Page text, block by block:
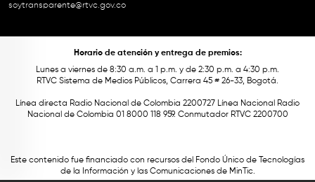
soytransparente@rtvc.gov.co
Horario de atención y entrega de premios:
Lunes a viernes de 8:30 a.m. a 1 p.m. y de 2:30 p.m. a 4:30 p.m.
RTVC Sistema de Medios Públicos, Carrera 45 # 26-33, Bogotá.
Línea directa Radio Nacional de Colombia 2200727 Línea Nacional Radio
Nacional de Colombia 01 8000 118 959. Conmutador RTVC 2200700
Este contenido fue financiado con recursos del Fondo Único de Tecnologías
de la Información y las Comunicaciones de MinTic.